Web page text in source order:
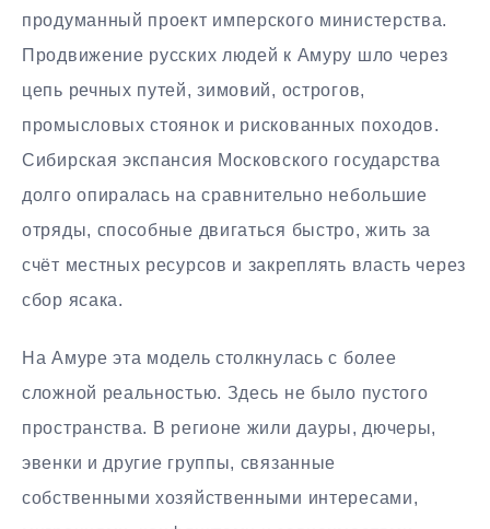
продуманный проект имперского министерства.
Продвижение русских людей к Амуру шло через
цепь речных путей, зимовий, острогов,
промысловых стоянок и рискованных походов.
Сибирская экспансия Московского государства
долго опиралась на сравнительно небольшие
отряды, способные двигаться быстро, жить за
счёт местных ресурсов и закреплять власть через
сбор ясака.
На Амуре эта модель столкнулась с более
сложной реальностью. Здесь не было пустого
пространства. В регионе жили дауры, дючеры,
эвенки и другие группы, связанные
собственными хозяйственными интересами,